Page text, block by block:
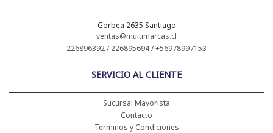
Gorbea 2635 Santiago
ventas@multimarcas.cl
226896392 / 226895694 / +56978997153
SERVICIO AL CLIENTE
Sucursal Mayorista
Contacto
Terminos y Condiciones